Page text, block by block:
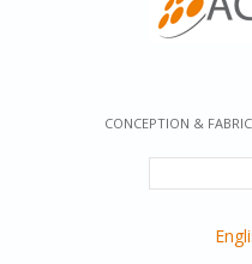
CONCEPTION &